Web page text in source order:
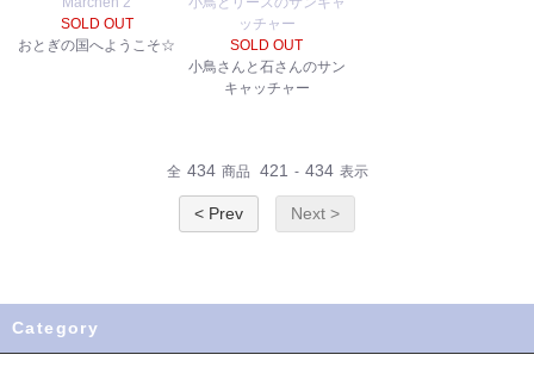
SOLD OUT
おとぎの国へようこそ☆
ッチャー
SOLD OUT
小鳥さんと石さんのサン
キャッチャー
全 434 商品 421 - 434 表示
< Prev Next >
Category